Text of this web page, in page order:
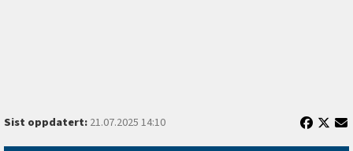
Sist oppdatert:21.07.2025 14:10